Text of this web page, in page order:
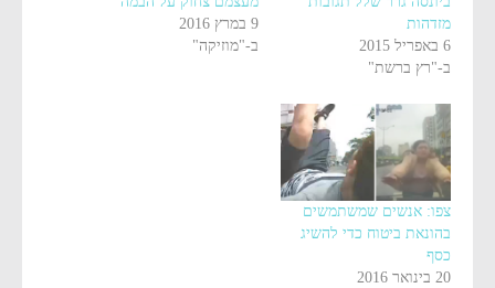
מזדהות
6 באפריל 2015
ב-"רץ ברשת"
9 במרץ 2016
ב-"מוזיקה"
צפו: אנשים שמשתמשים
בהונאת ביטוח כדי להשיג
כסף
20 בינואר 2016